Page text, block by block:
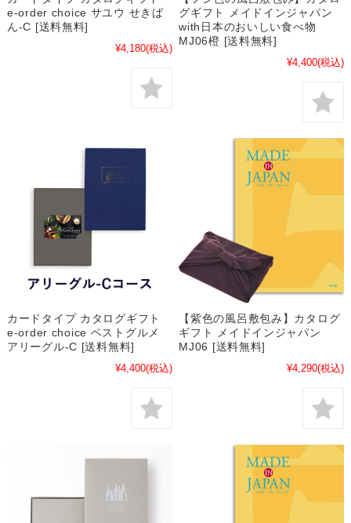
e-order choice サユウ せきば
ん-C [送料無料]
¥4,180(税込)
グギフト メイドインジャパン
with日本のおいしい食べ物
MJ06橙 [送料無料]
¥4,400(税込)
カードタイプ カタログギフト
e-order choice ベストグルメ
アリーグル-C [送料無料]
¥4,400(税込)
【紫色の風呂敷包み】カタログ
ギフト メイドインジャパン
MJ06 [送料無料]
¥4,290(税込)